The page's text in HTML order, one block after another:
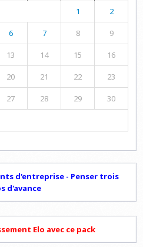
1 2
6 7 8 9
13 14 15 16
20 21 22 23
27 28 29 30
d'entreprise - Penser trois
d'avance
Elo avec ce pack